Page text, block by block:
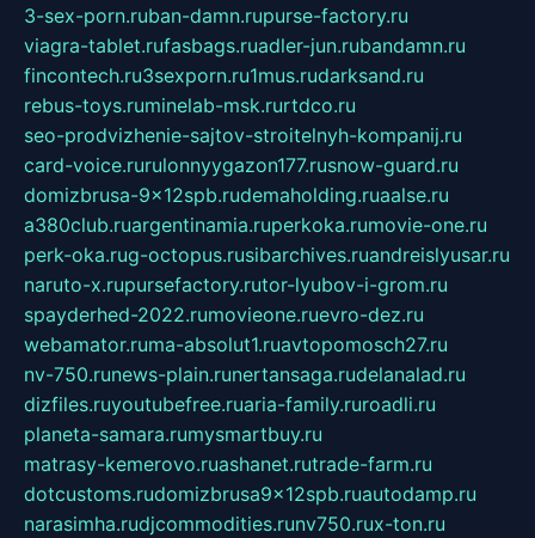
3-sex-porn.ruban-damn.rupurse-factory.ru
viagra-tablet.rufasbags.ruadler-jun.rubandamn.ru
fincontech.ru3sexporn.ru1mus.rudarksand.ru
rebus-toys.ruminelab-msk.rurtdco.ru
seo-prodvizhenie-sajtov-stroitelnyh-kompanij.ru
card-voice.rurulonnyygazon177.rusnow-guard.ru
domizbrusa-9x12spb.rudemaholding.ruaalse.ru
a380club.ruargentinamia.ruperkoka.rumovie-one.ru
perk-oka.rug-octopus.rusibarchives.ruandreislyusar.ru
naruto-x.rupursefactory.rutor-lyubov-i-grom.ru
spayderhed-2022.rumovieone.ruevro-dez.ru
webamator.ruma-absolut1.ruavtopomosch27.ru
nv-750.runews-plain.runertansaga.rudelanalad.ru
dizfiles.ruyoutubefree.ruaria-family.ruroadli.ru
planeta-samara.rumysmartbuy.ru
matrasy-kemerovo.ruashanet.rutrade-farm.ru
dotcustoms.rudomizbrusa9x12spb.ruautodamp.ru
narasimha.rudjcommodities.runv750.rux-ton.ru